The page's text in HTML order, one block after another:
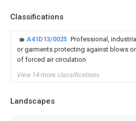
Classifications
A41D13/0025 Professional,
or garments protecting against blows
of forced air circulation
View 14 more classifications
Landscapes